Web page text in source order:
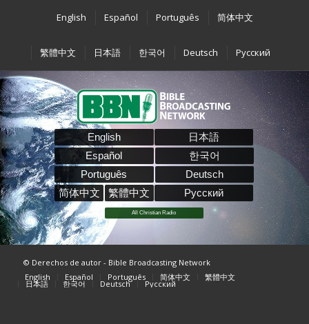
English Español Português 简体中文
繁體中文 日本語 한국어 Deutsch Pусский
English
Español
Português
简体中文
繁體中文
日本語
한국어
Deutsch
Pусский
All Christian Radio
© Derechos de autor - Bible Broadcasting Network
English
Español Português 简体中文 繁體中文
日本語 한국어 Deutsch Pусский